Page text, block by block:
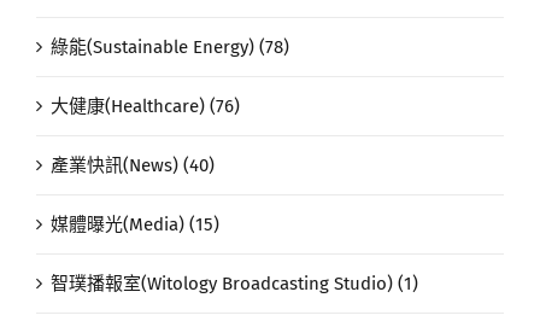
綠能(Sustainable Energy) (78)
大健康(Healthcare) (76)
產業快訊(News) (40)
媒體曝光(Media) (15)
智璞播報室(Witology Broadcasting Studio) (1)